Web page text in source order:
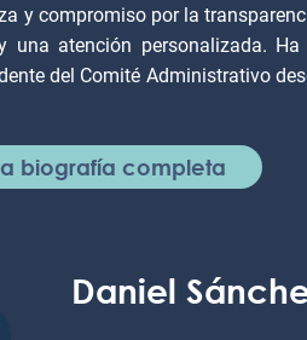
y compromiso por la
una atención personalizada. Ha
del Comité Administrativo
biografía completa
Daniel